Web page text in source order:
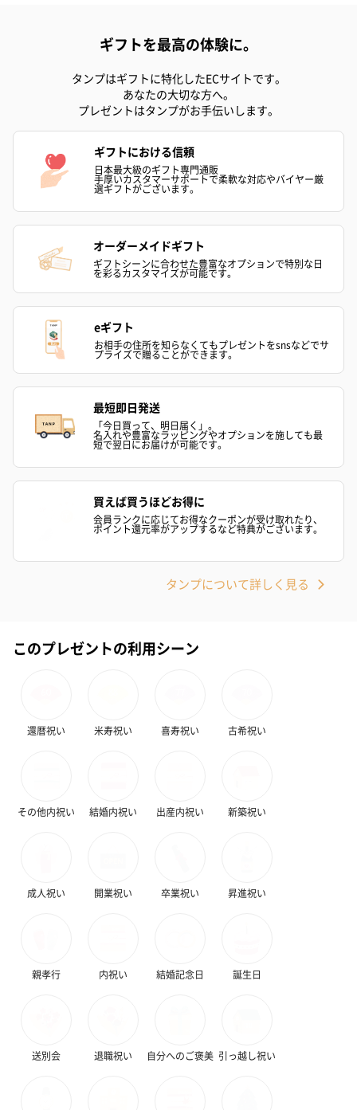
ギフトを最高の体験に。
タンプはギフトに特化したECサイトです。
あなたの大切な方へ。
プレゼントはタンプがお手伝いします。
ギフトにおける信頼
日本最大級のギフト専門通販
手厚いカスタマーサポートで柔軟な対応やバイヤー厳
選ギフトがございます。
オーダーメイドギフト
ギフトシーンに合わせた豊富なオプションで特別な日
を彩るカスタマイズが可能です。
eギフト
お相手の住所を知らなくてもプレゼントをsnsなどでサ
プライズで贈ることができます。
最短即日発送
「今日買って、明日届く」。
名入れや豊富なラッピングやオプションを施しても最
短で翌日にお届けが可能です。
買えば買うほどお得に
会員ランクに応じてお得なクーポンが受け取れたり、
ポイント還元率がアップするなど特典がございます。
タンプについて詳しく見る
このプレゼントの利用シーン
還暦祝い 米寿祝い 喜寿祝い 古希祝い
その他内祝い 結婚内祝い 出産内祝い 新築祝い
成人祝い 開業祝い 卒業祝い 昇進祝い
親孝行 内祝い 結婚記念日 誕生日
送別会 退職祝い 自分へのご褒美 引っ越し祝い